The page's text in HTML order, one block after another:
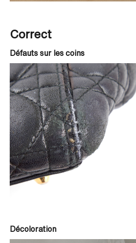
Correct
Défauts sur les coins
Décoloration